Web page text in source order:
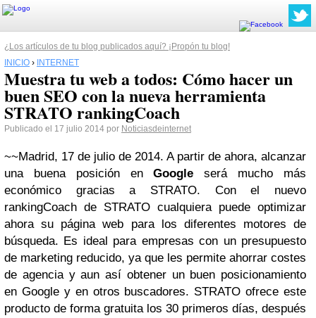
¿Los artículos de tu blog publicados aquí? ¡Propón tu blog!
INICIO › INTERNET
Muestra tu web a todos: Cómo hacer un
buen SEO con la nueva herramienta
STRATO rankingCoach
Publicado el 17 julio 2014 por Noticiasdeinternet
~~Madrid, 17 de julio de 2014. A partir de ahora, alcanzar
una buena posición enGoogle será mucho más
económico gracias a STRATO. Con el nuevo
rankingCoach de STRATO cualquiera puede optimizar
ahora su página web para los diferentes motores de
búsqueda. Es ideal para empresas con un presupuesto
de marketing reducido, ya que les permite ahorrar costes
de agencia y aun así obtener un buen posicionamiento
en Google y en otros buscadores. STRATO ofrece este
producto de forma gratuita los 30 primeros días, después